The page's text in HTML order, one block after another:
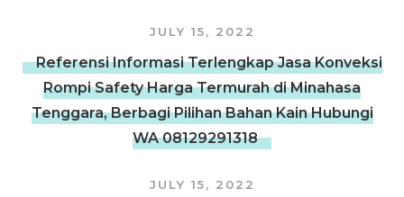
JULY 15, 2022
Referensi Informasi Terlengkap Jasa Konveksi
Rompi Safety Harga Termurah di Minahasa
Tenggara, Berbagi Pilihan Bahan Kain Hubungi
WA 08129291318
JULY 15, 2022